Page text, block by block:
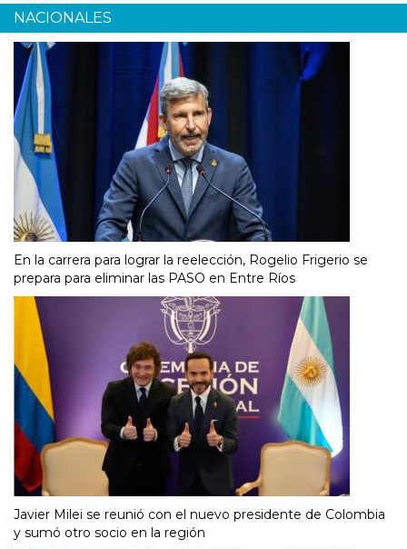
NACIONALES
En la carrera para lograr la reelección, Rogelio Frigerio se
prepara para eliminar las PASO en Entre Ríos
Javier Milei se reunió con el nuevo presidente de Colombia
y sumó otro socio en la región